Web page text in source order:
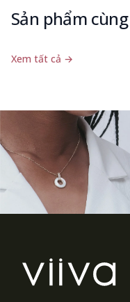
Sản phẩm
Xem tất cả →